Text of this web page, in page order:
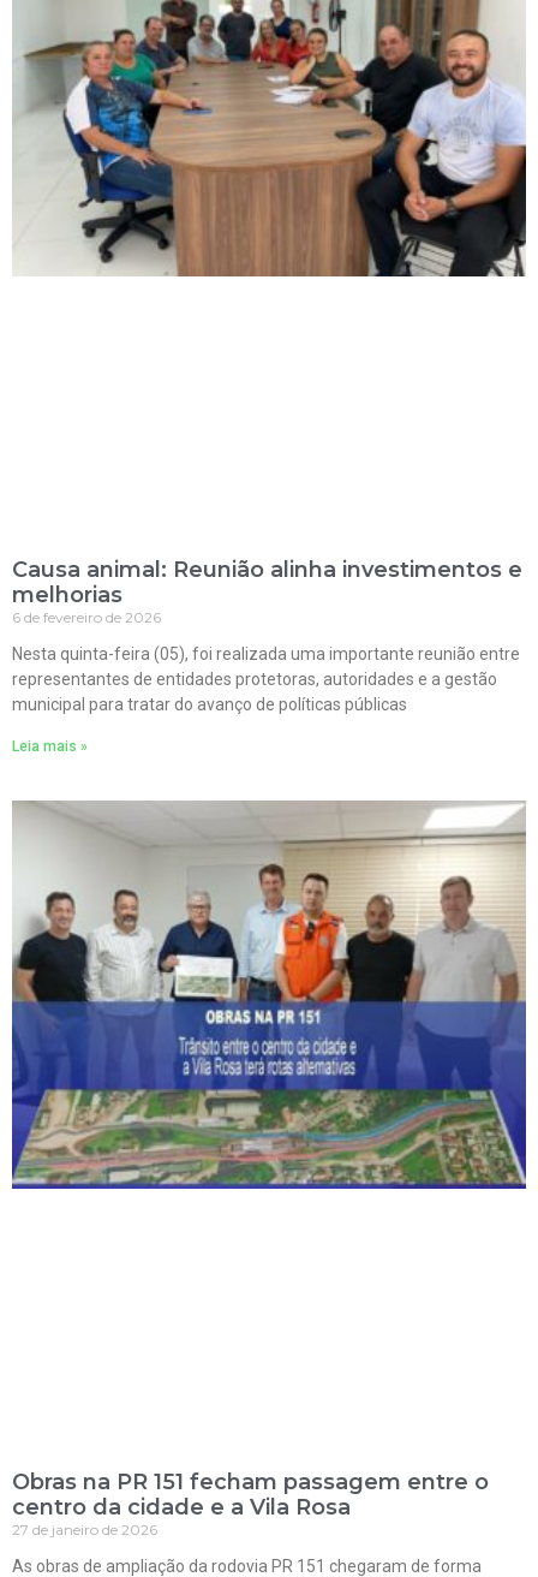
Causa animal: Reunião alinha investimentos e
melhorias
6 de fevereiro de 2026
Nesta quinta-feira (05), foi realizada uma importante reunião entre
representantes de entidades protetoras, autoridades e a gestão
municipal para tratar do avanço de políticas públicas
Leia mais »
Obras na PR 151 fecham passagem entre o
centro da cidade e a Vila Rosa
27 de janeiro de 2026
As obras de ampliação da rodovia PR 151 chegaram de forma